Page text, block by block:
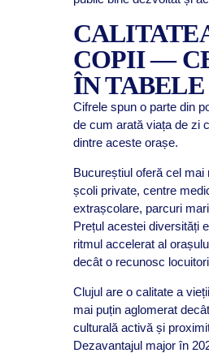
COPII —
ÎN TABELE
Cifrele spun o parte din
de cum arată viața de zi
dintre aceste orașe.
Bucureștiul oferă cel
școli private, centre
extrașcolare, parcuri
Prețul acestei diversități
ritmul accelerat al
decât o recunosc
Clujul are o calitate a
mai puțin aglomerat
culturală activă și
Dezavantajul major în